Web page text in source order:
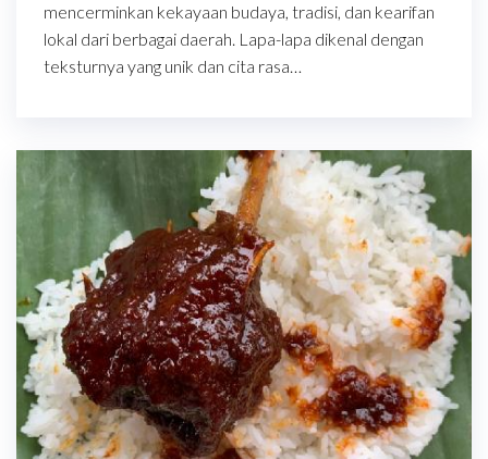
mencerminkan kekayaan budaya, tradisi, dan kearifan
lokal dari berbagai daerah. Lapa-lapa dikenal dengan
teksturnya yang unik dan cita rasa…